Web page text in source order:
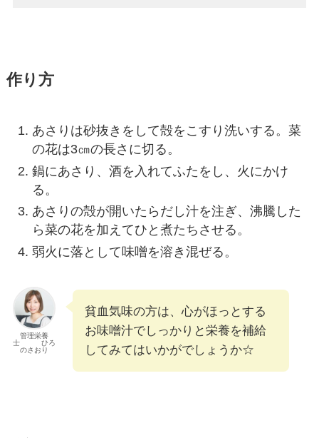
作り方
あさりは砂抜きをして殻をこすり洗いする。菜
の花は3㎝の長さに切る。
鍋にあさり、酒を入れてふたをし、火にかけ
る。
あさりの殻が開いたらだし汁を注ぎ、沸騰した
ら菜の花を加えてひと煮たちさせる。
弱火に落として味噌を溶き混ぜる。
管理栄養
士 ひろ
のさおり
貧血気味の方は、心がほっとする
お味噌汁でしっかりと栄養を補給
してみてはいかがでしょうか☆